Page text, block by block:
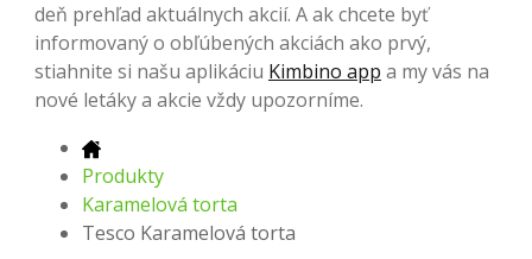
deň prehľad aktuálnych akcií. A ak chcete byť
informovaný o obľúbených akciách ako prvý,
stiahnite si našu aplikáciu Kimbino app a my vás na
nové letáky a akcie vždy upozorníme.
Produkty
Karamelová torta
Tesco Karamelová torta